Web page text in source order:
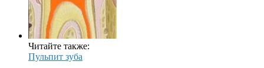
Читайте также:
Пульпит зуба